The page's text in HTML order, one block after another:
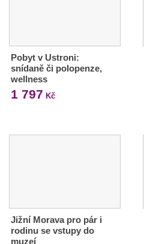
Pobyt v Ustroni:
snídaně či polopenze,
wellness
1 797 Kč
Jižní Morava pro pár i
rodinu se vstupy do
muzeí